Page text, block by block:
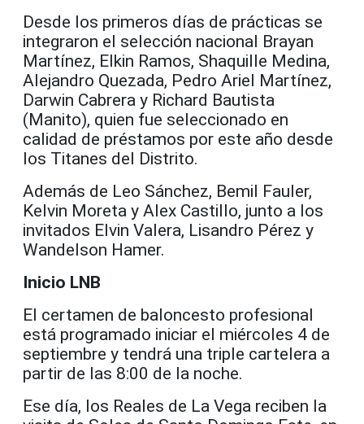
Desde los primeros días de prácticas se
integraron el selección nacional Brayan
Martínez, Elkin Ramos, Shaquille Medina,
Alejandro Quezada, Pedro Ariel Martínez,
Darwin Cabrera y Richard Bautista
(Manito), quien fue seleccionado en
calidad de préstamos por este año desde
los Titanes del Distrito.
Además de Leo Sánchez, Bemil Fauler,
Kelvin Moreta y Alex Castillo, junto a los
invitados Elvin Valera, Lisandro Pérez y
Wandelson Hamer.
Inicio LNB
El certamen de baloncesto profesional
está programado iniciar el miércoles 4 de
septiembre y tendrá una triple cartelera a
partir de las 8:00 de la noche.
Ese día, los Reales de La Vega reciben la